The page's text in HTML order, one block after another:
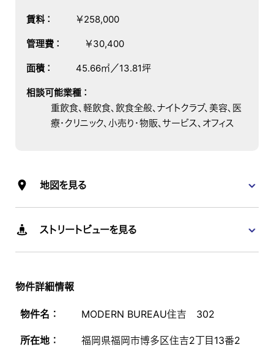
賃料： ￥258,000
管理費： ￥30,400
面積： 45.66㎡／13.81坪
相談可能業種：
重飲食、軽飲食、飲食全般、ナイトクラブ、美容、医
療・クリニック、小売り・物販、サービス、オフィス
地図を見る
ストリートビューを見る
物件詳細情報
物件名 ： MODERN BUREAU住吉 302
所在地 ： 福岡県福岡市博多区住吉2丁目13番2